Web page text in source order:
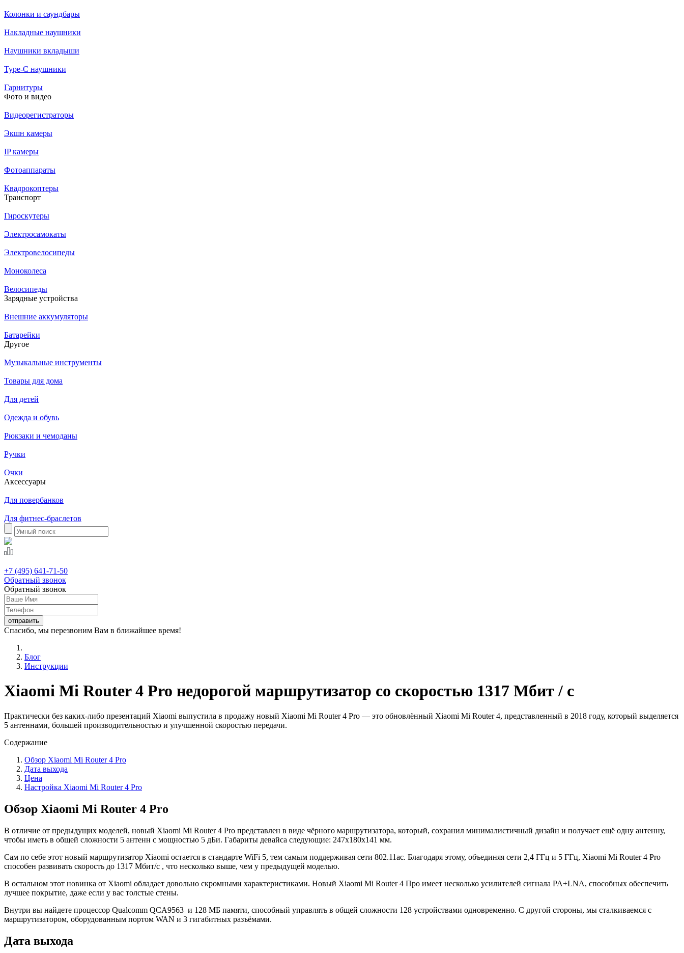
Колонки и саундбары
Накладные наушники
Наушники вкладыши
Type-C наушники
Гарнитуры
Фото и видео
Видеорегистраторы
Экшн камеры
IP камеры
Фотоаппараты
Квадрокоптеры
Транспорт
Гироскутеры
Электросамокаты
Электровелосипеды
Моноколеса
Велосипеды
Зарядные устройства
Внешние аккумуляторы
Батарейки
Другое
Музыкальные инструменты
Товары для дома
Для детей
Одежда и обувь
Рюкзаки и чемоданы
Ручки
Очки
Аксессуары
Для повербанков
Для фитнес-браслетов
+7 (495) 641-71-50
Обратный звонок
Обратный звонок
Спасибо, мы перезвоним Вам в ближайшее время!
Блог
Инструкции
Xiaomi Mi Router 4 Pro недорогой маршрутизатор со скоростью 1317 Мбит / с
Практически без каких-либо презентаций Xiaomi выпустила в продажу новый Xiaomi Mi Router 4 Pro — это обновлённый Xiaomi Mi Router 4, представленный в 2018 году, который выделяется
5 антеннами, большей производительностью и улучшенной скоростью передачи.
Содержание
Обзор Xiaomi Mi Router 4 Pro
Дата выхода
Цена
Настройка Xiaomi Mi Router 4 Pro
Обзор Xiaomi Mi Router 4 Pro
В отличие от предыдущих моделей, новый Xiaomi Mi Router 4 Pro представлен в виде чёрного маршрутизатора, который, сохранил минималистичный дизайн и получает ещё одну антенну,
чтобы иметь в общей сложности 5 антенн с мощностью 5 дБи. Габариты девайса следующие: 247х180х141 мм.
Сам по себе этот новый маршрутизатор Xiaomi остается в стандарте WiFi 5, тем самым поддерживая сети 802.11ac. Благодаря этому, объединяя сети 2,4 ГГц и 5 ГГц, Xiaomi Mi Router 4 Pro
способен развивать скорость до 1317 Мбит/с , что несколько выше, чем у предыдущей моделью.
В остальном этот новинка от Xiaomi обладает довольно скромными характеристиками. Новый Xiaomi Mi Router 4 Про имеет несколько усилителей сигнала PA+LNA, способных обеспечить
лучшее покрытие, даже если у вас толстые стены.
Внутри вы найдете процессор Qualcomm QCA9563 и 128 МБ памяти, способный управлять в общей сложности 128 устройствами одновременно. С другой стороны, мы сталкиваемся с
маршрутизатором, оборудованным портом WAN и 3 гигабитных разъёмами.
Дата выхода